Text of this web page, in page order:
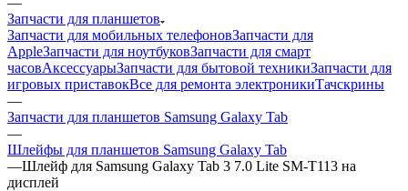
Запчасти для планшетов
Запчасти для мобильных телефоновЗапчасти для
AppleЗапчасти для ноутбуковЗапчасти для смарт
часовАксессуарыЗапчасти для бытовой техникиЗапчасти для
игровых приставокВсе для ремонта электроникиТачскрины
—
Запчасти для планшетов Samsung Galaxy Tab
—
Шлейфы для планшетов Samsung Galaxy Tab
—Шлейф для Samsung Galaxy Tab 3 7.0 Lite SM-T113 на
дисплей